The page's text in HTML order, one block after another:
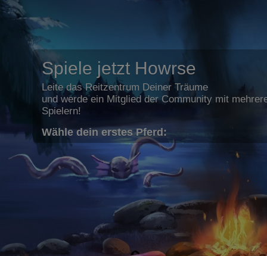
Spiele jetzt Howrse
Leite das Reitzentrum Deiner Träume
und werde ein Mitglied der Community mit
Spielern!
Wähle dein erstes Pferd: